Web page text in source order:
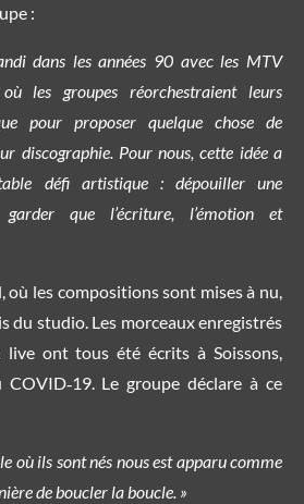
:
dans les années 90 avec les MTV
les groupes réorchestraient leurs
pour proposer quelque chose de
discographie. Pour nous, cette idée a
défi artistique : dépouiller une
que l’écriture, l’émotion et
où les compositions sont mises à nu,
du studio. Les morceaux enregistrés
live ont tous été écrits à Soissons,
Le groupe déclare à ce
où ils sont nés nous est apparu comme
de boucler la boucle. »